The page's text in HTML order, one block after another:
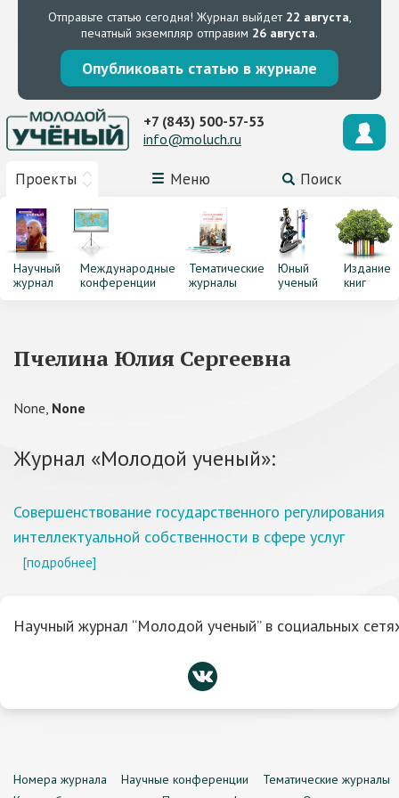
Отправьте статью сегодня! Журнал выйдет 22 августа,
печатный экземпляр отправим 26 августа.
Опубликовать статью в журнале
Проекты Меню Поиск
+7 (843) 500-57-53
info@moluch.ru
Научный
журнал
Международные
конференции
Тематические
журналы
Юный
ученый
Издание
книг
Пчелина Юлия Сергеевна
None, None
Журнал «Молодой ученый»:
Совершенствование государственного регулирования
интеллектуальной собственности в сфере услуг
[подробнее]
Научный журнал “Молодой ученый” в социальных
Номера журнала Научные конференции
Тематические журналы